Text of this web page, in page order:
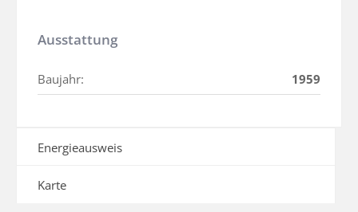
Ausstattung
Baujahr: 1959
Energieausweis
Karte